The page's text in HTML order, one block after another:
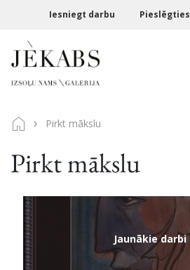
Iesniegt darbu Pieslēgties
Pirkt mākslu
Pirkt mākslu
Jaunākie darbi